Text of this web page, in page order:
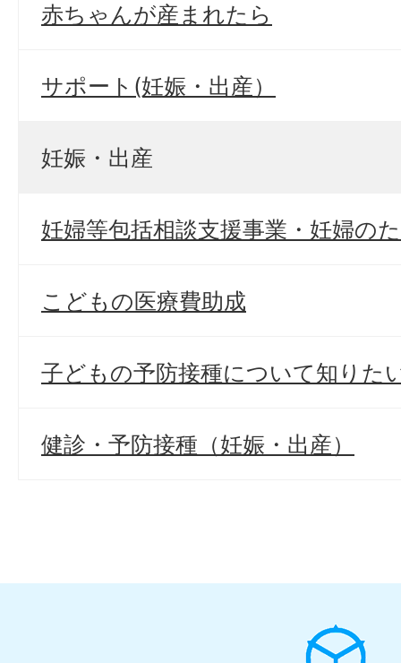
赤ちゃんが産まれたら
サポート(妊娠・出産）
妊娠・出産
妊婦等包括相談支援事業・妊婦の
こどもの医療費助成
子どもの予防接種について知りた
健診・予防接種（妊娠・出産）